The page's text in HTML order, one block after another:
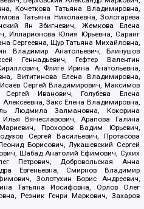
Кочеткова Татьяна Владимировна,
Татьяна Николаевна, Золотарева
Ян Збигневич, Жемкова Елена
Илларионова Юлия Юрьевна, Саранг
Сергеевна, Щур Татьяна Михайловна,
Владимир Анатольевич, Блинушов
Геннадьевич, Гефтер Валентин
Флиге Ирина Анатольевна,
Вититинова Елена Владимировна,
Сергей Владимирович, Максимов
Иванович, Голубева Елена
Закс Елена Владимировна,
Людмила Залмановна, Кокорина
Вячеславович, Арапова Галина
Прохоров Вадим Юрьевич,
Сергей Васильевич, Протасова
Борисович, Лукашевский Сергей
Шабад Анатолий Ефимович, Сухих
Петрович, Добровольская Анна
Евгеньевна, Смирнов Владимир
Золотухин Борис Андреевич,
Татьяна Иосифовна, Орлов Олег
Резник Генри Маркович, Захаров